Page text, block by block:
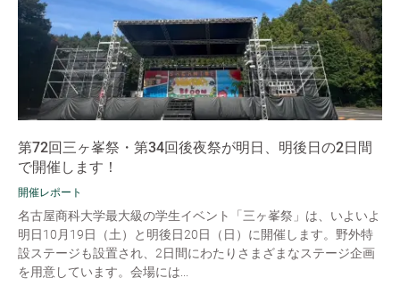
第72回三ヶ峯祭・第34回後夜祭が明日、明後日の2日間
で開催します！
開催レポート
名古屋商科大学最大級の学生イベント「三ヶ峯祭」は、いよいよ
明日10月19日（土）と明後日20日（日）に開催します。野外特
設ステージも設置され、2日間にわたりさまざまなステージ企画
を用意しています。会場には...